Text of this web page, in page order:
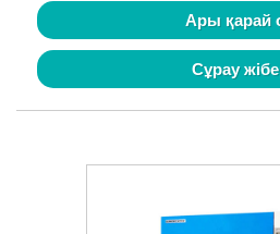
Ары қарай
Сұрау